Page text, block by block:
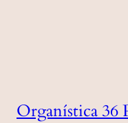
Organística 36